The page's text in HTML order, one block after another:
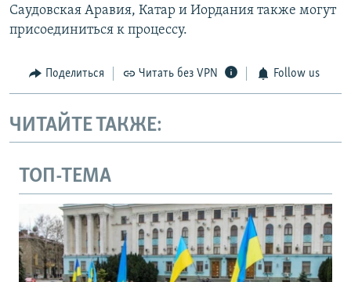
Саудовская Аравия, Катар и Иордания также могут
присоединиться к процессу.
Поделиться Читать без VPN Follow us
ЧИТАЙТЕ ТАКЖЕ:
ТОП-ТЕМА